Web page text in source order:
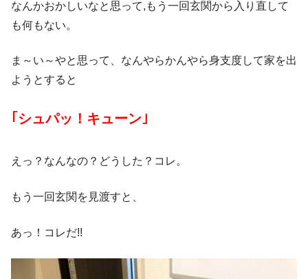
なんかおかしいなと思って,もう一回玄関から入り直して
も何もない。
ま～い～やと思って、なんやらかんやら身支度して家を出
ようとすると
｢シュパッ！キューン｣
えっ？なんなの？どうした？コレ。
もう一回玄関を見渡すと、
あっ！コレだ!!